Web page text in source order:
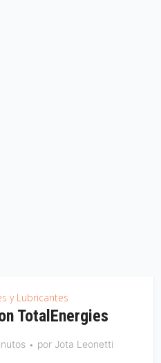
y Lubricantes
TotalEnergies
por Jota Leonetti